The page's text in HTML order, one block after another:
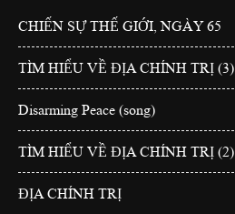
CHIẾN SỰ THẾ GIỚI, NGÀY 65
TÌM HIỂU VỀ ĐỊA CHÍNH TRỊ (3)
Disarming Peace (song)
TÌM HIỂU VỀ ĐỊA CHÍNH TRỊ (2)
ĐỊA CHÍNH TRỊ